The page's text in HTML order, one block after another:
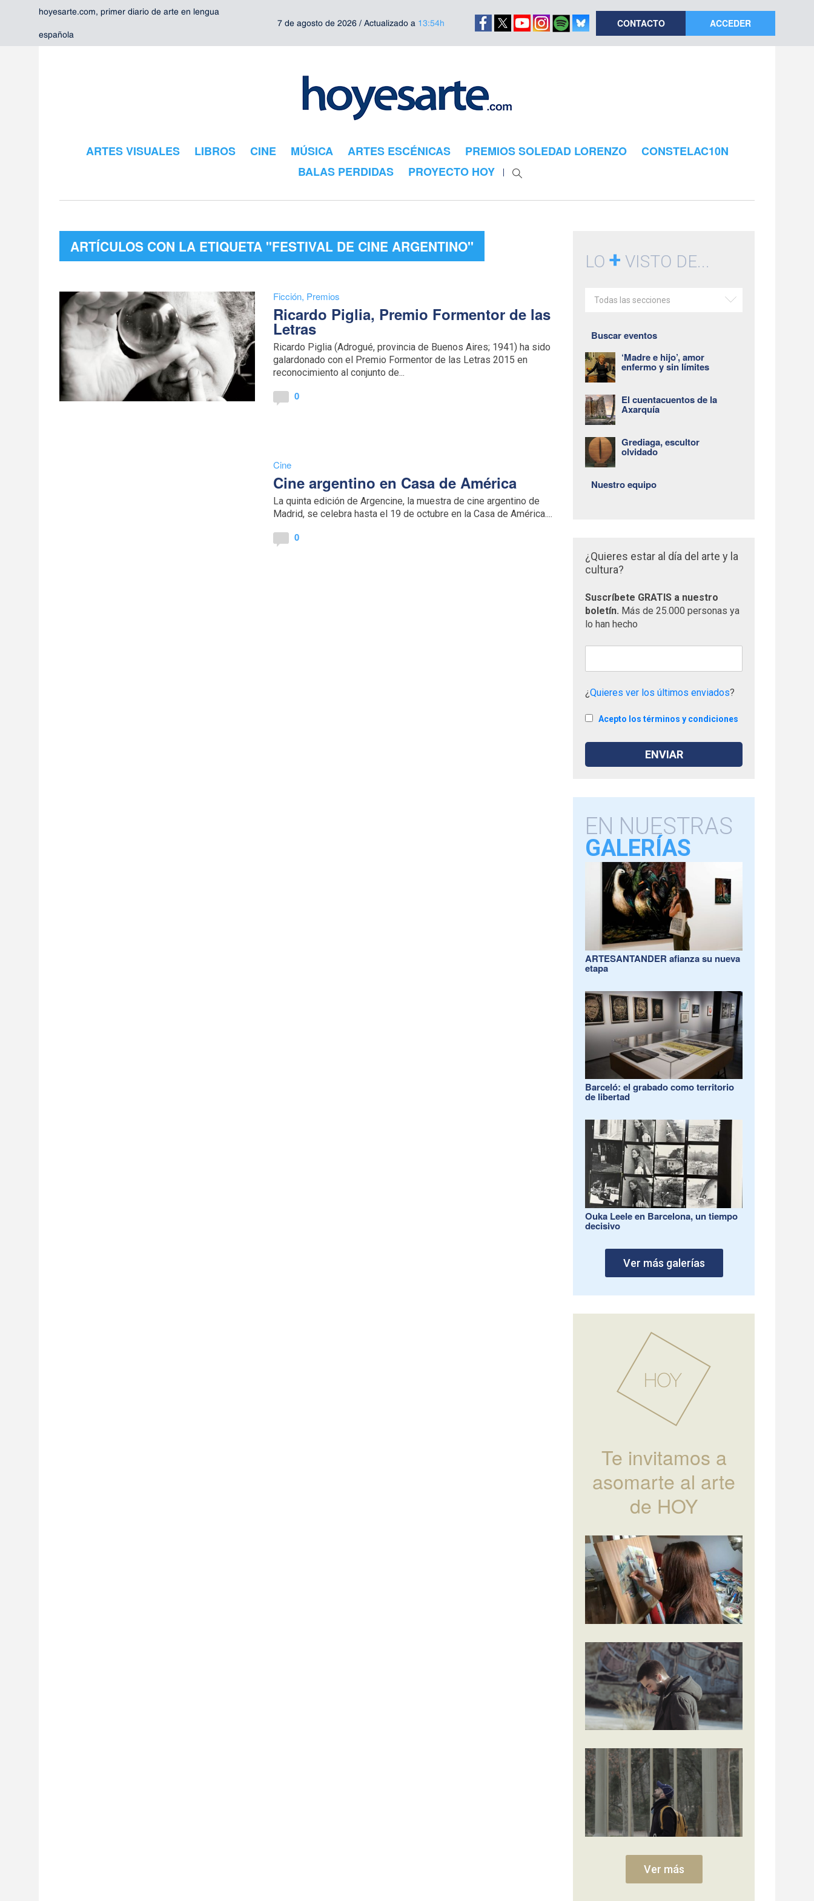
hoyesarte.com, primer diario de arte en lengua
española
7 de agosto de 2026 / Actualizado a 13:54h CONTACTO ACCEDER
ARTES VISUALES LIBROS CINE MÚSICA ARTES ESCÉNICAS PREMIOS SOLEDAD LORENZO
CONSTELAC10N
BALAS PERDIDAS
PROYECTO HOY
ARTÍCULOS CON LA ETIQUETA "FESTIVAL DE CINE ARGENTINO"
Ficción, Premios
Ricardo Piglia, Premio Formentor de las
Letras
Ricardo Piglia (Adrogué, provincia de Buenos Aires; 1941) ha sido
galardonado con el Premio Formentor de las Letras 2015 en
reconocimiento al conjunto de...
0
Cine
Cine argentino en Casa de América
La quinta edición de Argencine, la muestra de cine argentino de
Madrid, se celebra hasta el 19 de octubre en la Casa de América....
0
LO+ VISTO DE...
Todas las secciones
Buscar eventos
‘Madre e hijo’, amor
enfermo y sin límites
El cuentacuentos de la
Axarquía
Grediaga, escultor
olvidado
Nuestro equipo
¿Quieres estar al día del arte y la
cultura?
Suscríbete GRATIS a nuestro
boletín. Más de 25.000 personas ya
lo han hecho
¿Quieres ver los últimos enviados?
Acepto los términos y condiciones
EN NUESTRAS
GALERÍAS
ARTESANTANDER afianza su nueva
etapa
Barceló: el grabado como territorio
de libertad
Ouka Leele en Barcelona, un tiempo
decisivo
Ver más galerías
Te invitamos a
asomarte al arte
de HOY
Ver más